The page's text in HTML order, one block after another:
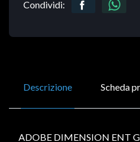
Condividi:
Descrizione Scheda
ADOBE DIMENSION ENT